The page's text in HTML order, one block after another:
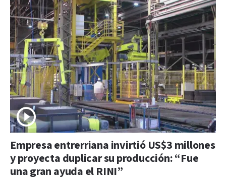
Empresa entrerriana invirtió US$3 millones
y proyecta duplicar su producción: “Fue
una gran ayuda el RINI”